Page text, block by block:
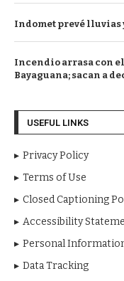
Indomet prevé lluvias
Incendio arrasa con
Bayaguana; sacan a
USEFUL LINKS
Privacy Policy
Terms of Use
Closed Captioning
Accessibility
Personal
Data Tracking